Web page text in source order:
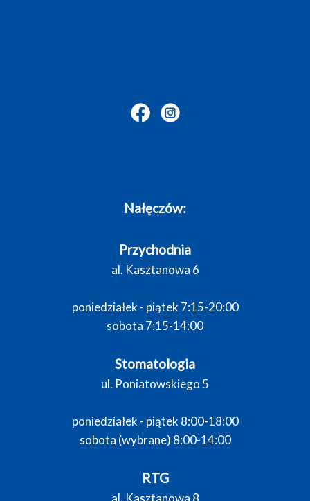
Nałęczów:
Przychodnia
al. Kasztanowa 6
poniedziałek - piątek 7:15-20:00
sobota 7:15-14:00
Stomatologia
ul. Poniatowskiego 5
poniedziałek - piątek 8:00-18:00
sobota (wybrane) 8:00-14:00
RTG
al. Kasztanowa 8